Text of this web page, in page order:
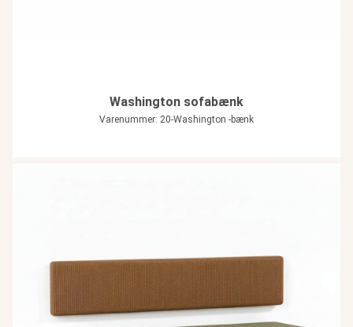
Washington sofabænk
Varenummer: 20-Washington -bænk